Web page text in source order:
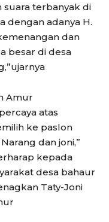
terbanyak di
dengan adanya H.
dan
besar di desa
Amur
atas
ke paslon
dan joni,”
kepada
desa bahaur
Taty-Joni